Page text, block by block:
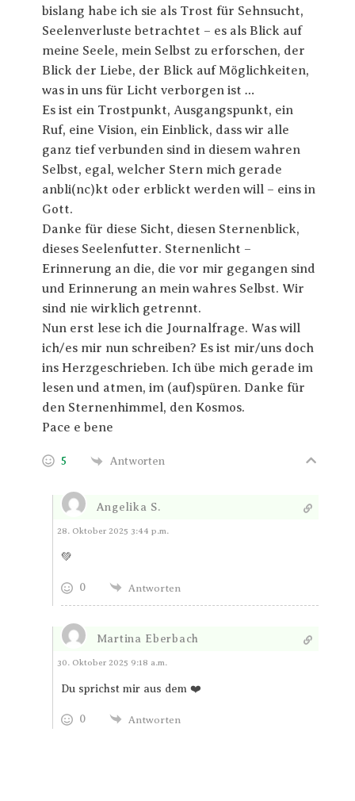
bislang habe ich sie als Trost für Sehnsucht,
Seelenverluste betrachtet – es als Blick auf
meine Seele, mein Selbst zu erforschen, der
Blick der Liebe, der Blick auf Möglichkeiten,
was in uns für Licht verborgen ist …
Es ist ein Trostpunkt, Ausgangspunkt, ein
Ruf, eine Vision, ein Einblick, dass wir alle
ganz tief verbunden sind in diesem wahren
Selbst, egal, welcher Stern mich gerade
anbli(nc)kt oder erblickt werden will – eins in
Gott.
Danke für diese Sicht, diesen Sternenblick,
dieses Seelenfutter. Sternenlicht –
Erinnerung an die, die vor mir gegangen sind
und Erinnerung an mein wahres Selbst. Wir
sind nie wirklich getrennt.
Nun erst lese ich die Journalfrage. Was will
ich/es mir nun schreiben? Es ist mir/uns doch
ins Herzgeschrieben. Ich übe mich gerade im
lesen und atmen, im (auf)spüren. Danke für
den Sternenhimmel, den Kosmos.
Pace e bene
5 Antworten
Angelika S.
Antworten
28. Oktober 2025 3:44 p.m.
💚
0 Antworten
Martina Eberbach
Antworten
30. Oktober 2025 9:18 a.m.
Du sprichst mir aus dem ❤️
0 Antworten